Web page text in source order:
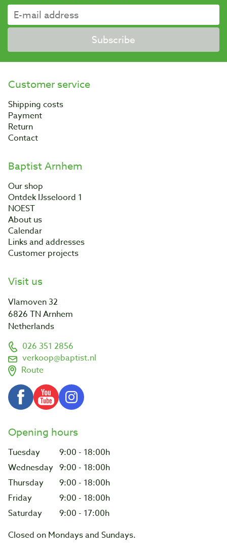
Subscribe
Customer service
Shipping costs
Payment
Return
Contact
Baptist Arnhem
Our shop
Ontdek IJsseloord 1
NOEST
About us
Calendar
Links and addresses
Customer projects
Visit us
Vlamoven 32
6826 TN Arnhem
Netherlands
026 351 2856
verkoop@baptist.nl
Route
Opening hours
Tuesday
9:00 - 18:00h
Wednesday 9:00 - 18:00h
Thursday
9:00 - 18:00h
Friday
9:00 - 18:00h
Saturday
9:00 - 17:00h
Closed on Mondays and Sundays.